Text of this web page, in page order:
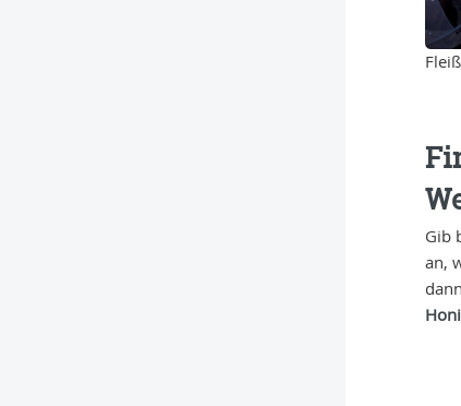
Gib
an,